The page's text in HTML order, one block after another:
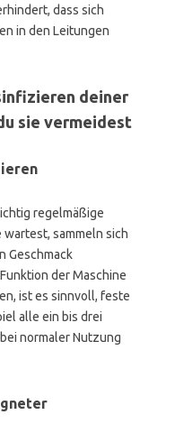
dass sich
in den Leitungen
deiner
sie vermeidest
regelmäßige
sammeln sich
Geschmack
der Maschine
ist es sinnvoll, feste
alle ein bis drei
normaler Nutzung